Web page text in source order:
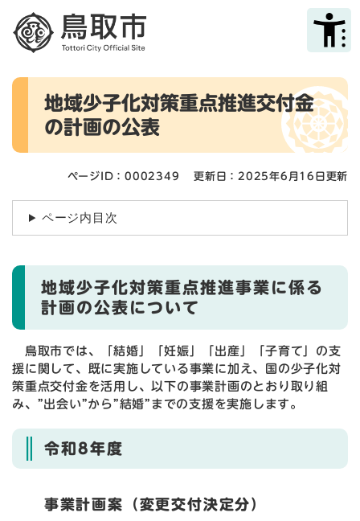
メニューを飛ばして本文へ
本
地域少子化対策重点推進交付金
の計画の公表
ページID：0002349 更新日：2025年6月16日更新
ページ内目次
地域少子化対策重点推進事業に係る
計画の公表について
鳥取市では、「結婚」「妊娠」「出産」「子育て」の支
援に関して、既に実施している事業に加え、国の少子化対
策重点交付金を活用し、以下の事業計画のとおり取り組
み、”出会い”から”結婚”までの支援を実施します。
令和8年度
事業計画案（変更交付決定分）